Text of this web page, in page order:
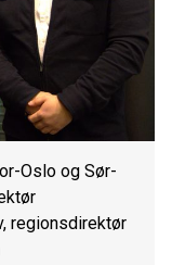
Oslo og Sør-
regionsdirektør